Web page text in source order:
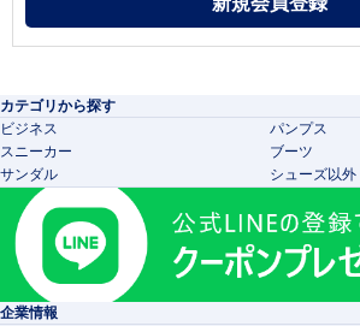
カテゴリから探す
ビジネス
パンプス
スニーカー
ブーツ
サンダル
シューズ以外
企業情報